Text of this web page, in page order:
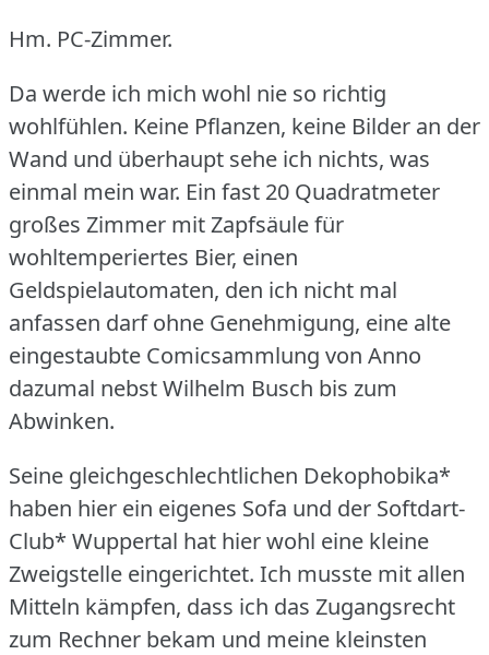
Hm. PC-Zimmer.
Da werde ich mich wohl nie so richtig
wohlfühlen. Keine Pflanzen, keine Bilder an der
Wand und überhaupt sehe ich nichts, was
einmal mein war. Ein fast 20 Quadratmeter
großes Zimmer mit Zapfsäule für
wohltemperiertes Bier, einen
Geldspielautomaten, den ich nicht mal
anfassen darf ohne Genehmigung, eine alte
eingestaubte Comicsammlung von Anno
dazumal nebst Wilhelm Busch bis zum
Abwinken.
Seine gleichgeschlechtlichen Dekophobika*
haben hier ein eigenes Sofa und der Softdart-
Club* Wuppertal hat hier wohl eine kleine
Zweigstelle eingerichtet. Ich musste mit allen
Mitteln kämpfen, dass ich das Zugangsrecht
zum Rechner bekam und meine kleinsten